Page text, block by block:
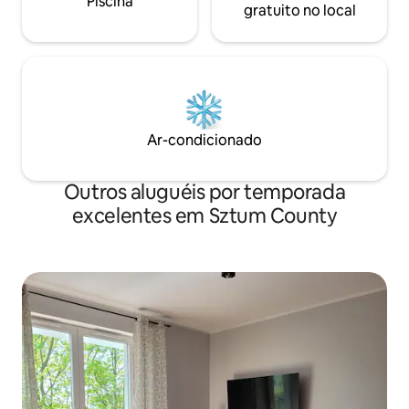
gratuito no local
Ar-condicionado
Outros aluguéis por temporada
excelentes em Sztum County